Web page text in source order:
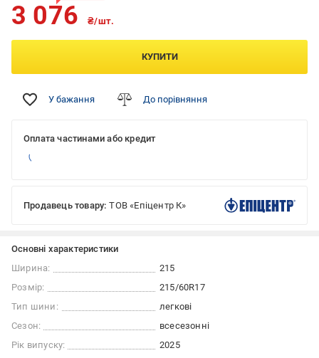
3 076 ₴/шт.
КУПИТИ
У бажання До порівняння
Оплата частинами або кредит
Продавець товару: ТОВ «Епіцентр К»
Основні характеристики
Ширина:
215
Розмір:
215/60R17
Тип шини:
легкові
Сезон:
всесезонні
Рік випуску:
2025